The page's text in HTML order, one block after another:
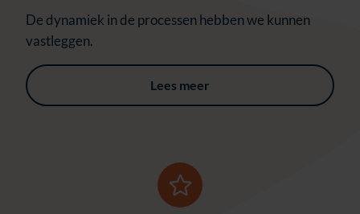
De dynamiek in de processen hebben we kunnen
vastleggen.
Lees meer